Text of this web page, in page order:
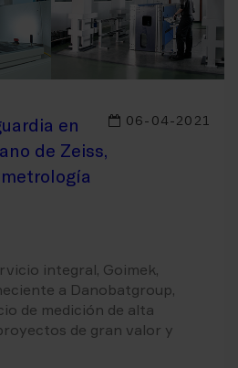
en
de Zeiss,
06-04-2021
integral, Goimek,
a Danobatgroup,
de medición de alta
de gran valor y